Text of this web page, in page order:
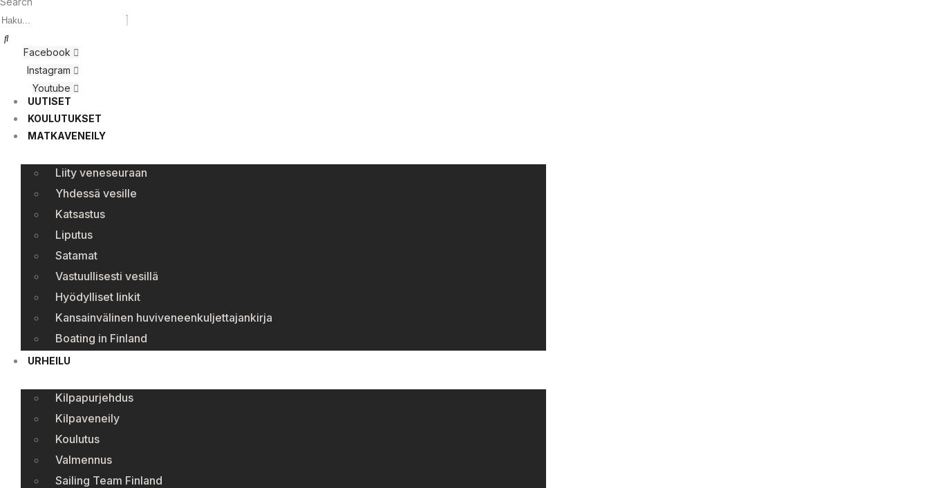
Facebook
Instagram
Youtube
UUTISET
KOULUTUKSET
MATKAVENEILY
Liity veneseuraan
Yhdessä vesille
Katsastus
Liputus
Satamat
Vastuullisesti vesillä
Hyödylliset linkit
Kansainvälinen huviveneenkuljettajankirja
Boating in Finland
URHEILU
Kilpapurjehdus
Kilpaveneily
Koulutus
Valmennus
Sailing Team Finland